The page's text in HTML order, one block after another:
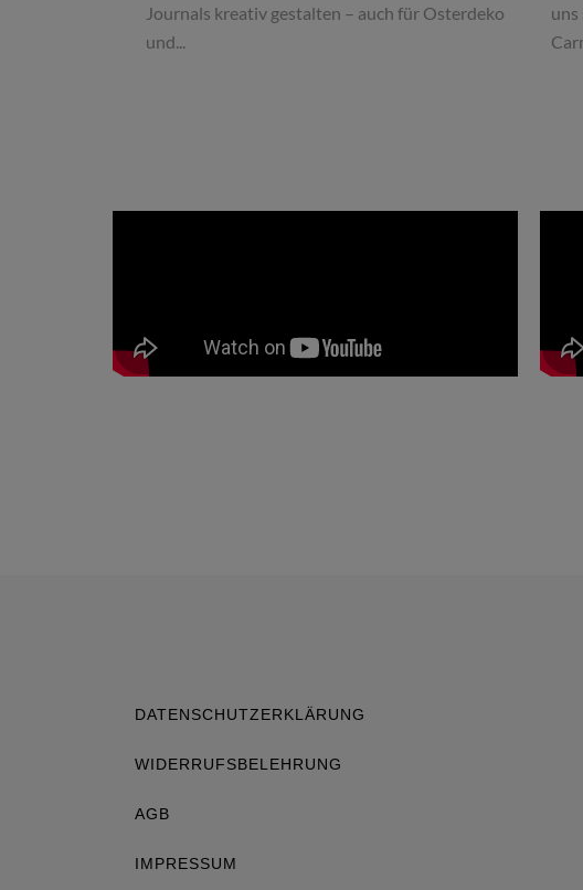
Journals kreativ gestalten – auch für Osterdeko
und...
uns
DATENSCHUTZERKLÄRUNG
WIDERRUFSBELEHRUNG
AGB
IMPRESSUM